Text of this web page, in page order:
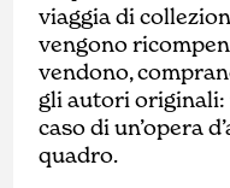
viaggia di
vengono
vendono,
gli autori originali:
caso di un’opera
quadro.